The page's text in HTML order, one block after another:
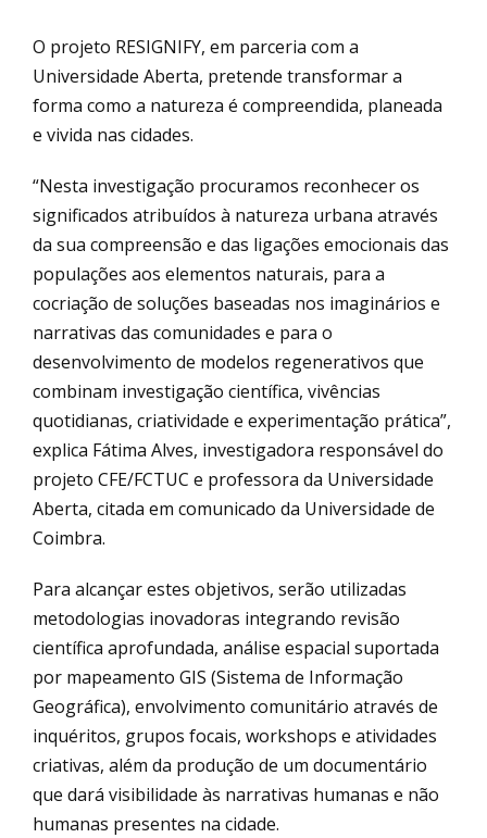
O projeto RESIGNIFY, em parceria com a
Universidade Aberta, pretende transformar a
forma como a natureza é compreendida, planeada
e vivida nas cidades.
“Nesta investigação procuramos reconhecer os
significados atribuídos à natureza urbana através
da sua compreensão e das ligações emocionais das
populações aos elementos naturais, para a
cocriação de soluções baseadas nos imaginários e
narrativas das comunidades e para o
desenvolvimento de modelos regenerativos que
combinam investigação científica, vivências
quotidianas, criatividade e experimentação prática”,
explica Fátima Alves, investigadora responsável do
projeto CFE/FCTUC e professora da Universidade
Aberta, citada em comunicado da Universidade de
Coimbra.
Para alcançar estes objetivos, serão utilizadas
metodologias inovadoras integrando revisão
científica aprofundada, análise espacial suportada
por mapeamento GIS (Sistema de Informação
Geográfica), envolvimento comunitário através de
inquéritos, grupos focais, workshops e atividades
criativas, além da produção de um documentário
que dará visibilidade às narrativas humanas e não
humanas presentes na cidade.